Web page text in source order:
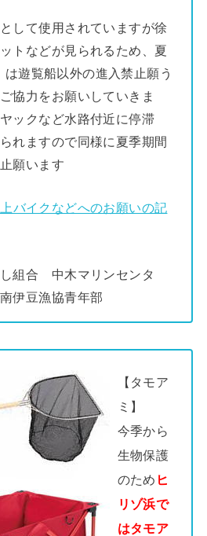
して使用されていますが徐
トなどが見られるため、夏
遊覧船以外の進入禁止願う
協力をお願いしていきま
ックなど水路付近に停滞
れますので同様に夏季期間
願います
バイクなどへのお願いの記
組合 中木マリンセンタ
豆漁協青年部
【タモア
ミ】
今季から
生物保護
のため ヒ
リゾ浜で
はタモア